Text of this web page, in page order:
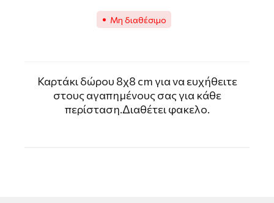
Μη διαθέσιμο
Καρτάκι δώρου 8χ8 cm για να ευχήθειτε
στους αγαπημένους σας για κάθε
περίσταση.Διαθέτει φακελο.